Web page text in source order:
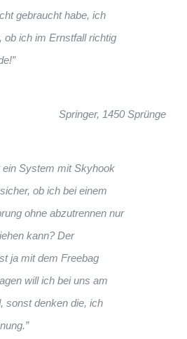
gebraucht habe, ich
ob ich im Ernstfall richtig
Springer, 1450 Sprünge
ein System mit Skyhook
ob ich bei einem
ohne abzutrennen nur
kann? Der
ja mit dem Freebag
will ich bei uns am
sonst denken die, ich